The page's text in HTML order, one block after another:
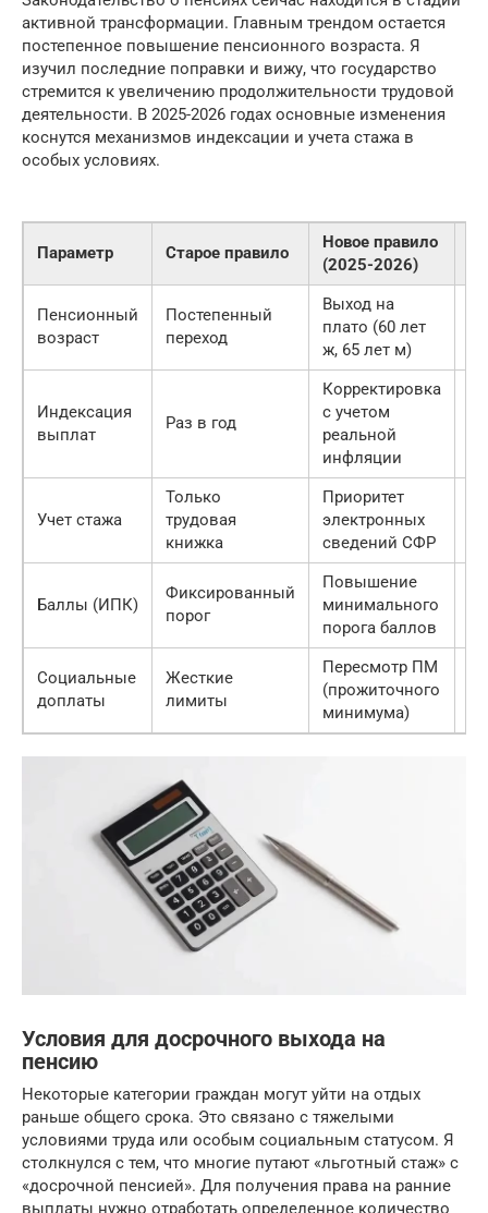
активной трансформации. Главным трендом остается
постепенное повышение пенсионного возраста. Я
изучил последние поправки и вижу, что государство
стремится к увеличению продолжительности трудовой
деятельности. В 2025-2026 годах основные изменения
коснутся механизмов индексации и учета стажа в
особых условиях.
Параметр Старое правило
Новое правило
(2025-2026)
Пенсионный
возраст
Постепенный
переход
Выход на
плато (60 лет
ж, 65 лет м)
Индексация
выплат
Раз в год
Корректировка
с учетом
реальной
инфляции
Учет стажа
Только
трудовая
книжка
Приоритет
электронных
сведений СФР
Баллы (ИПК)
Фиксированный
порог
Повышение
минимального
порога баллов
Социальные
доплаты
Жесткие
лимиты
Пересмотр ПМ
(прожиточного
минимума)
Условия для досрочного выхода на
пенсию
Некоторые категории граждан могут уйти на отдых
раньше общего срока. Это связано с тяжелыми
условиями труда или особым социальным статусом. Я
столкнулся с тем, что многие путают «льготный стаж» с
«досрочной пенсией». Для получения права на ранние
выплаты нужно отработать определенное количество